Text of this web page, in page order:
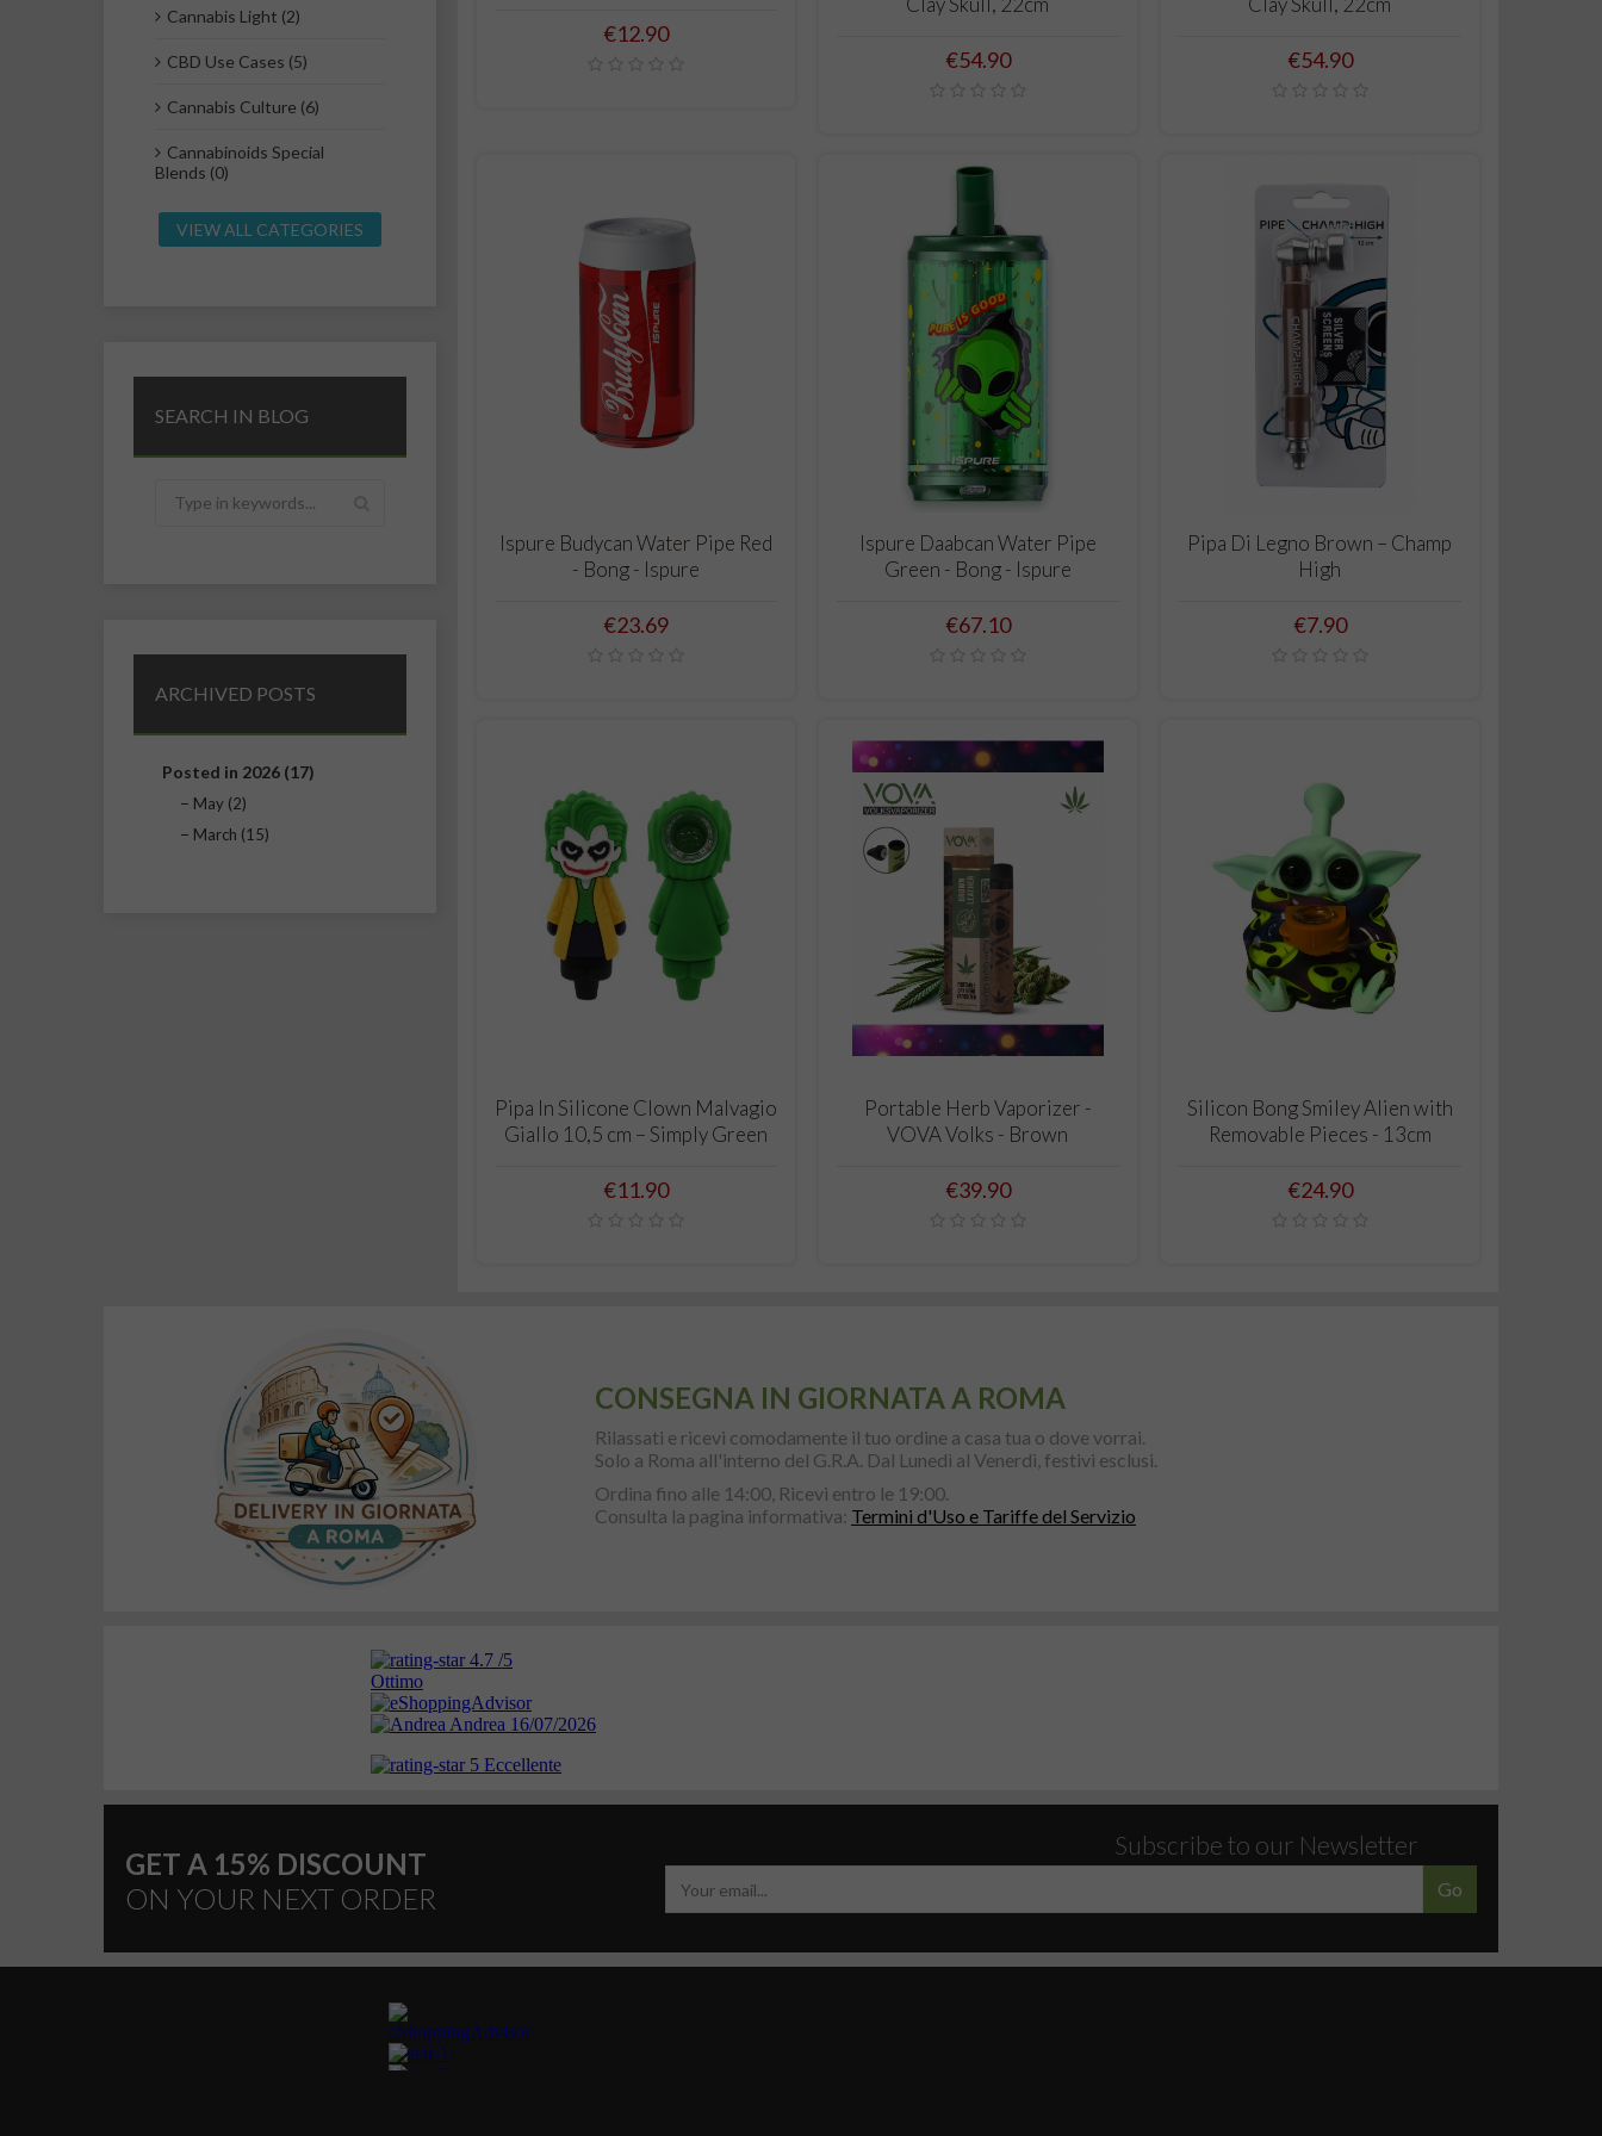
Cannabis Light (2)
CBD Use Cases (5)
Cannabis Culture (6)
Cannabinoids Special
Blends (0)
VIEW ALL CATEGORIES
SEARCH IN BLOG
ARCHIVED POSTS
Posted in 2026 (17)
May (2)
March (15)
Price
€12.90
Price
€54.90 Price
€54.90
ADD TO CART
Ispure Budycan Water Pipe Red
- Bong - Ispure
Price
€23.69
ADD TO CART
Ispure Daabcan Water Pipe
Green - Bong - Ispure
Price
€67.10
ADD TO CART
Pipa Di Legno Brown – Champ
High
Price
€7.90
ADD TO CART
Pipa In Silicone Clown Malvagio
Giallo 10,5 cm – Simply Green
Price
€11.90
ADD TO CART
Portable Herb Vaporizer -
VOVA Volks - Brown
Price
€39.90
ADD TO CART
Silicon Bong Smiley Alien with
Removable Pieces - 13cm
Price
€24.90
CONSEGNA IN GIORNATA A ROMA
Rilassati e ricevi comodamente il tuo ordine a casa tua o dove vorrai.
Solo a Roma all'interno del G.R.A. Dal Lunedì al Venerdì, festivi esclusi.
Ordina fino alle 14:00, Ricevi entro le 19:00.
Consulta la pagina informativa: Termini d'Uso e Tariffe del Servizio
GET A 15% DISCOUNT
ON YOUR NEXT ORDER
Subscribe to our Newsletter
Go